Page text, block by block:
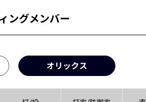
ングメンバー
オリックス